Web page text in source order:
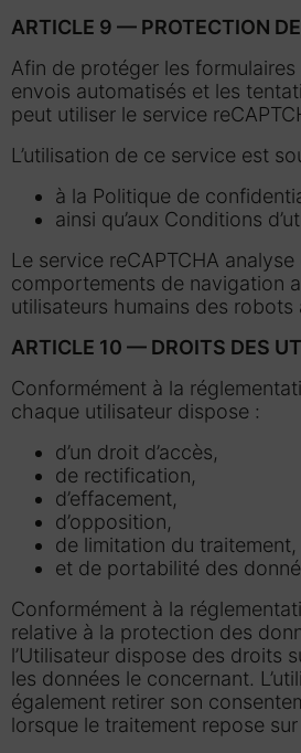
ARTICLE 9 — PROTECTION
Afin de protéger les
envois automatisés et les
peut utiliser le service
L’utilisation de ce service est
à la Politique de
ainsi qu’aux Conditions
Le service reCAPTCHA
comportements de navigation
utilisateurs humains des robots
ARTICLE 10 — DROITS DES
Conformément à la
chaque utilisateur dispose :
d’un droit d’accès,
de rectification,
d’effacement,
d’opposition,
de limitation du traitement,
et de portabilité des
Conformément à la
relative à la protection des
l’Utilisateur dispose des droits
les données le concernant.
également retirer son
lorsque le traitement repose